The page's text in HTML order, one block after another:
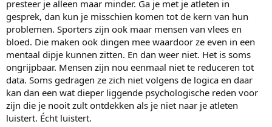
presteer je alleen maar minder. Ga je met je atleten in
gesprek, dan kun je misschien komen tot de kern van hun
problemen. Sporters zijn ook maar mensen van vlees en
bloed. Die maken ook dingen mee waardoor ze even in een
mentaal dipje kunnen zitten. En dan weer niet. Het is soms
ongrijpbaar. Mensen zijn nou eenmaal niet te reduceren tot
data. Soms gedragen ze zich niet volgens de logica en daar
kan dan een wat dieper liggende psychologische reden voor
zijn die je nooit zult ontdekken als je niet naar je atleten
luistert. Écht luistert.